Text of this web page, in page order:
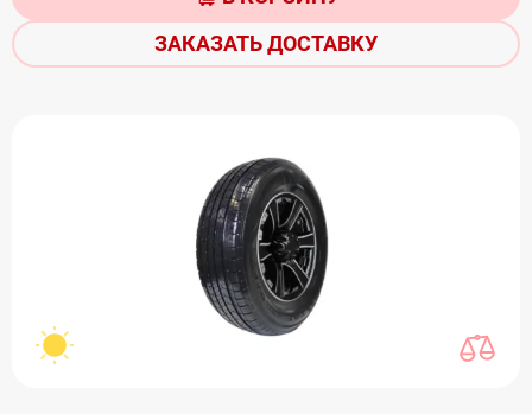
ЗАКАЗАТЬ ДОСТАВКУ